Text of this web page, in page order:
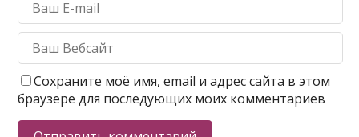
Сохраните моё имя, email и адрес сайта в этом
браузере для последующих моих комментариев